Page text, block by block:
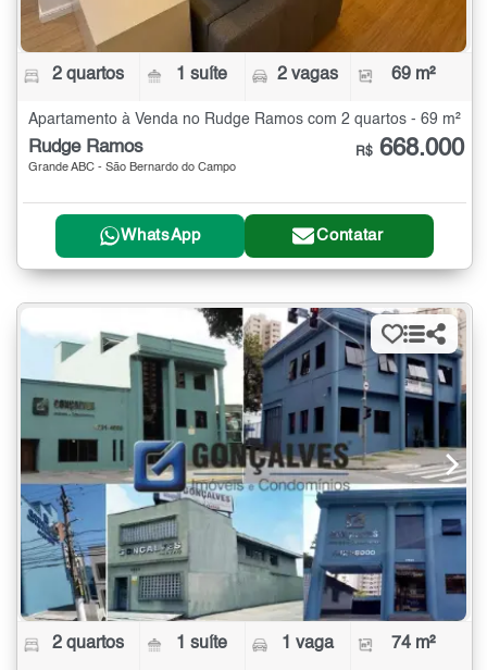
2 quartos 1 suíte 2 vagas 69 m²
Apartamento à Venda no Rudge Ramos com 2 quartos - 69 m²
Rudge Ramos
Grande ABC - São Bernardo do Campo
R$ 668.000
WhatsApp Contatar
2 quartos 1 suíte 1 vaga 74 m²